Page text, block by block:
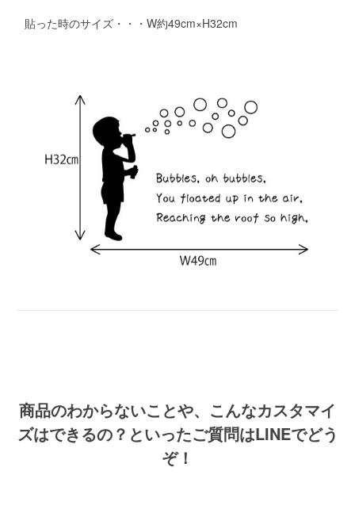
貼った時のサイズ・・・W約49cm×H32cm
商品のわからないことや、こんなカスタマイ
ズはできるの？といったご質問はLINEでどう
ぞ！